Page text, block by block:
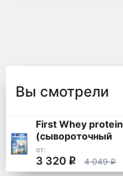
Вы смотрели
First Whey protein
(сывороточный
протеин)
от:
3 320 q 4 049q